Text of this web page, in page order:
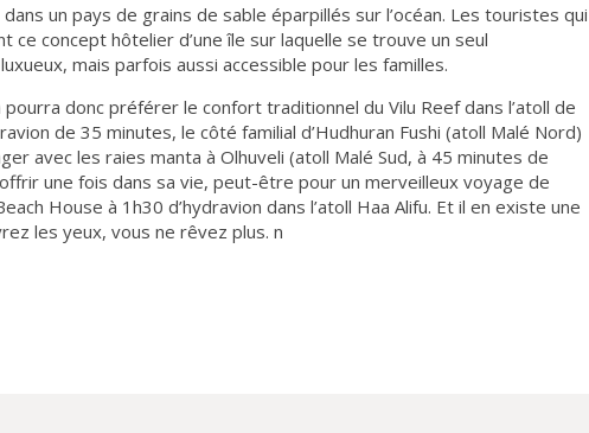
un pays de grains de sable éparpillés sur l’océan. Les touristes qui
ce concept hôtelier d’une île sur laquelle se trouve un seul
mais parfois aussi accessible pour les familles.
pourra donc préférer le confort traditionnel du Vilu Reef dans l’atoll de
de 35 minutes, le côté familial d’Hudhuran Fushi (atoll Malé Nord)
avec les raies manta à Olhuveli (atoll Malé Sud, à 45 minutes de
une fois dans sa vie, peut-être pour un merveilleux voyage de
House à 1h30 d’hydravion dans l’atoll Haa Alifu. Et il en existe une
les yeux, vous ne rêvez plus. n